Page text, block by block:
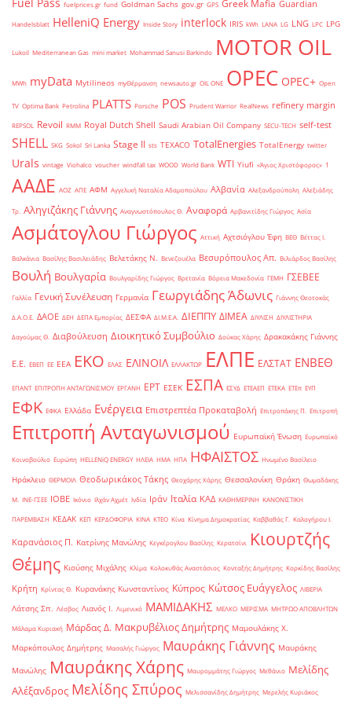
fuelprices.gr fund Goldman Sachs gov.gr GPS Greek Mafia Guardian
Handelsblatt HelleniQ Energy Inside Story interlock IRIS kWh LANA LG LNG LPC LPG
Lukoil Mediterranean Gas mini market Mohammad Sanusi Barkindo MOTOR OIL
MWh myData Mytilineos myΘέρμανση newsauto.gr OIL ONE OPEC OPEC+ Open
TV Optima Bank Petrolina PLATTS Porsche POS Prudent Warrior RealNews refinery margin
REPSOL Revoil RMM Royal Dutch Shell Saudi Arabian Oil Company SECU-TECH self-test
SHELL SKG Sokol Sri Lanka Stage II sts TEXACO TotalEnergies TotalEnergy twitter
Urals vintage Viohalco voucher windfall tax WOOD World Bank WTI Yiufi «Άγιος Χριστόφορος» ΄1
ΑΑΔΕ ΑΟΖ ΑΠΕ ΑΦΜ Αγγελική Ναταλία Αδαμοπούλου Αλβανία Αλεξανδρούπολη Αλεξιάδης
Τρ. Αληγιζάκης Γιάννης Αναγνωστόπουλος Θ. Αναφορά Αρβανιτίδης Γιώργος Ασία
Ασμάτογλου Γιώργος Αττική Αχτσιόγλου Έφη ΒΕΘ Βέττας Ι.
Βαλκάνια Βασίλης Βασιλειάδης Βελετάκης Ν. Βενεζουέλα Βεσυρόπουλος Απ. Βιλιάρδος Βασίλης
Βουλή Βουλγαρία Βουλγαρίδης Γιώργος Βρετανία Βόρεια Μακεδονία ΓΕΜΗ ΓΣΕΒΕΕ
Γαλλία Γενική Συνέλευση Γερμανία Γεωργιάδης Άδωνις Γιάννης Θεοτοκάς
Δ.Α.Ο.Ε. ΔΑΟΕ ΔΕΗ ΔΕΠΑ Εμπορίας ΔΕΣΦΑ ΔΙ.Μ.Ε.Α. ΔΙΕΠΠΥ ΔΙΜΕΑ ΔΙΥΛΙΣΗ ΔΙΥΛΙΣΤΗΡΙΑ
Δαγούμας Θ. Διαβούλευση Διοικητικό Συμβούλιο Δούκας Χάρης Δρακακάκης Γιάννης
Ε.Ε. ΕΒΕΠ ΕΕ ΕΕΑ ΕΚΟ ΕΛΑΣ ΕΛΙΝΟΙΛ ΕΛΛΑΚΤΩΡ ΕΛΠΕ ΕΛΣΤΑΤ ΕΝΒΕΘ
ΕΠΑΝΤ ΕΠΙΤΡΟΠΗ ΑΝΤΑΓΩΝΙΣΜΟΥ ΕΡΓΑΝΗ ΕΡΤ ΕΣΕΚ ΕΣΠΑ ΕΣΥΔ ΕΤΕΑΕΠ ΕΤΕΚΑ ΕΤΕπ ΕΥΠ
ΕΦΚ ΕΦΚΑ Ελλάδα Ενέργεια Επιστρεπτέα Προκαταβολή Επιτροπάκης Π. Επιτροπή
Επιτροπή Ανταγωνισμού Ευρωπαϊκή Ένωση Ευρωπαϊκό
Κοινοβούλιο Ευρώπη ΗELLENiQ ENERGY ΗΛΕΙΑ ΗΜΑ ΗΠΑ ΗΦΑΙΣΤΟΣ Ηνωμένο Βασίλειο
Ηράκλειο ΘΕΡΜΟΙΛ Θεοδωρικάκος Τάκης Θεοχάρης Χάρης Θεσσαλονίκη Θράκη Θωμαδάκης
Μ. ΙΝΕ-ΓΣΕΕ ΙΟΒΕ Ικόνιο Ιλχάν Αχμέτ Ινδία Ιράν Ιταλία ΚΑΔ ΚΑΘΗΜΕΡΙΝΗ ΚΑΝΟΝΙΣΤΙΚΗ
ΠΑΡΕΜΒΑΣΗ ΚΕΔΑΚ ΚΕΠ ΚΕΡΔΟΦΟΡΙΑ ΚΙΝΑ ΚΤΕΟ Κίνα Κίνημα Δημοκρατίας Καββαθάς Γ. Καλογήρου Ι.
Καρανάσιος Π. Κατρίνης Μανώλης Κεγκέρογλου Βασίλης Κερατσίνι
Κιουρτζής
Θέμης Κιούσης Μιχάλης Κλίμα Κολοκυθάς Αναστάσιος Κονταξής Δημήτρης Κορκίδης Βασίλης
Κρήτη Κρίντας Θ. Κυρανάκης Κωνσταντίνος Κύπρος Κώτσος Ευάγγελος ΛΙΒΕΡΙΑ
Λάτσης Σπ. Λέσβος Λιανός Ι. Λιμενικό ΜΑΜΙΔΑΚΗΣ ΜΕΛΚΟ ΜΕΡΙΣΜΑ ΜΗΤΡΩΟ ΑΠΟΒΛΗΤΩΝ
Μάλαμα Κυριακή Μάρδας Δ. Μακρυβέλιος Δημήτρης Μαμουλάκης Χ.
Μαρκόπουλος Δημήτρης Μασαλής Γιώργος Μαυράκης Γιάννης Μαυράκης
Μανώλης Μαυράκης Χάρης Μαυρομμάτης Γιώργος Μεθάνιο Μελίδης
Αλέξανδρος Μελίδης Σπύρος Μελισσανίδης Δημήτρης Μερελής Κυριάκος